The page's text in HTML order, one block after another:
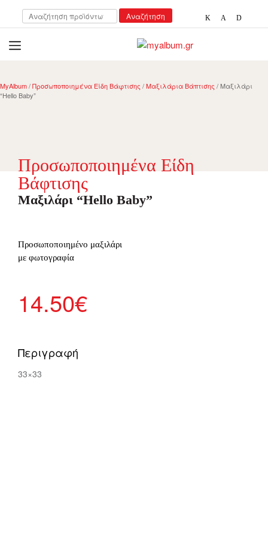
Αναζήτηση
για:
Αναζήτηση
open
MyAlbum/Προσωποποιημένα Είδη Βάφτισης /Μαξιλάρια Βάπτισης / Μαξιλάρι
“Hello Baby”
Προσωποποιημένα Είδη
Βάφτισης
Μαξιλάρι “Hello Baby”
Προσωποποιημένο μαξιλάρι
με φωτογραφία
14.50€
Περιγραφή
33×33